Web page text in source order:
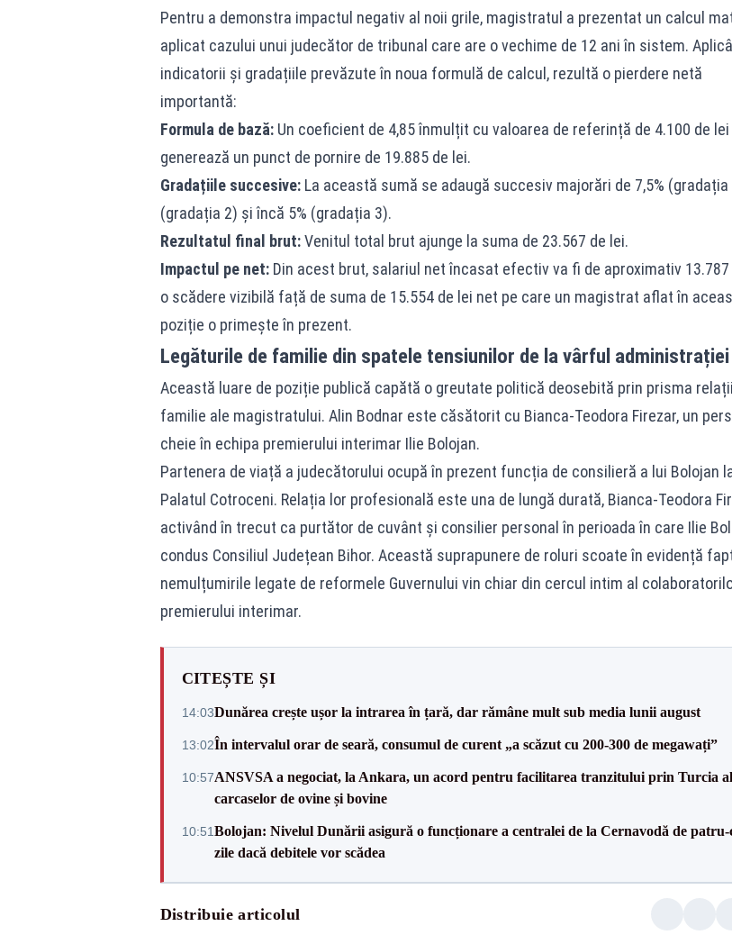
Pentru a demonstra impactul negativ al noii grile, magistratul a prezentat un calcul
aplicat cazului unui judecător de tribunal care are o vechime de 12 ani în sistem.
indicatorii și gradațiile prevăzute în noua formulă de calcul, rezultă o pierdere netă
importantă:
Formula de bază:Un coeficient de 4,85 înmulțit cu valoarea de referință de 4.100 de lei
generează un punct de pornire de 19.885 de lei.
Gradațiile succesive:La această sumă se adaugă succesiv majorări de 7,5% (gradația
(gradația 2) și încă 5% (gradația 3).
Rezultatul final brut:Venitul total brut ajunge la suma de 23.567 de lei.
Impactul pe net:Din acest brut, salariul net încasat efectiv va fi de aproximativ 13.787
o scădere vizibilă față de suma de 15.554 de lei net pe care un magistrat aflat în
poziție o primește în prezent.
Legăturile de familie din spatele tensiunilor de la vârful administrației
Această luare de poziție publică capătă o greutate politică deosebită prin prisma
familie ale magistratului. Alin Bodnar este căsătorit cu Bianca-Teodora Firezar, un
cheie în echipa premierului interimar Ilie Bolojan.
Partenera de viață a judecătorului ocupă în prezent funcția de consilieră a lui Bolojan
Palatul Cotroceni. Relația lor profesională este una de lungă durată, Bianca-Teodora
activând în trecut ca purtător de cuvânt și consilier personal în perioada în care Ilie
condus Consiliul Județean Bihor. Această suprapunere de roluri scoate în evidență
nemulțumirile legate de reformele Guvernului vin chiar din cercul intim al
premierului interimar.
CITEȘTE ȘI
14:03Dunărea crește ușor la intrarea în țară, dar rămâne mult sub media lunii august
13:02În intervalul orar de seară, consumul de curent „a scăzut cu 200-300 de megawați”
10:57ANSVSA a negociat, la Ankara, un acord pentru facilitarea tranzitului prin Turcia al
carcaselor de ovine și bovine
10:51Bolojan: Nivelul Dunării asigură o funcționare a centralei de la Cernavodă de patru-
zile dacă debitele vor scădea
Distribuie articolul